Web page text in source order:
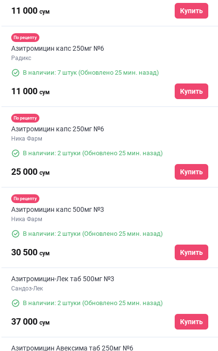
11 000 сум Купить
По рецепту
Азитромицин капс 250мг №6
Радикс
В наличии: 7 штук (Обновлено 25 мин. назад)
11 000 сум Купить
По рецепту
Азитромицин капс 250мг №6
Ника Фарм
В наличии: 2 штуки (Обновлено 25 мин. назад)
25 000 сум Купить
По рецепту
Азитромицин капс 500мг №3
Ника Фарм
В наличии: 2 штуки (Обновлено 25 мин. назад)
30 500 сум Купить
Азитромицин-Лек таб 500мг №3
Сандоз-Лек
В наличии: 2 штуки (Обновлено 25 мин. назад)
37 000 сум Купить
Азитромицин Авексима таб 250мг №6